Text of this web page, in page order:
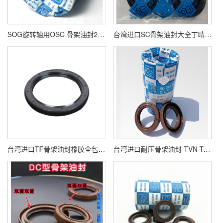
SOG旋转轴用OSC 骨架油封25*40*8 48*80*13 55*80*11 57*73*7 22*38*8 台湾进口SC骨架油封大全丁晴氟胶密封圈尺寸齐全耐磨
台湾进口TF骨架油封橡胶全包裹 双面油封 大全丁晴 氟胶密封圈尺寸齐全耐磨 台湾进口耐压骨架油封 TVN TCV 氟胶丁腈规格多